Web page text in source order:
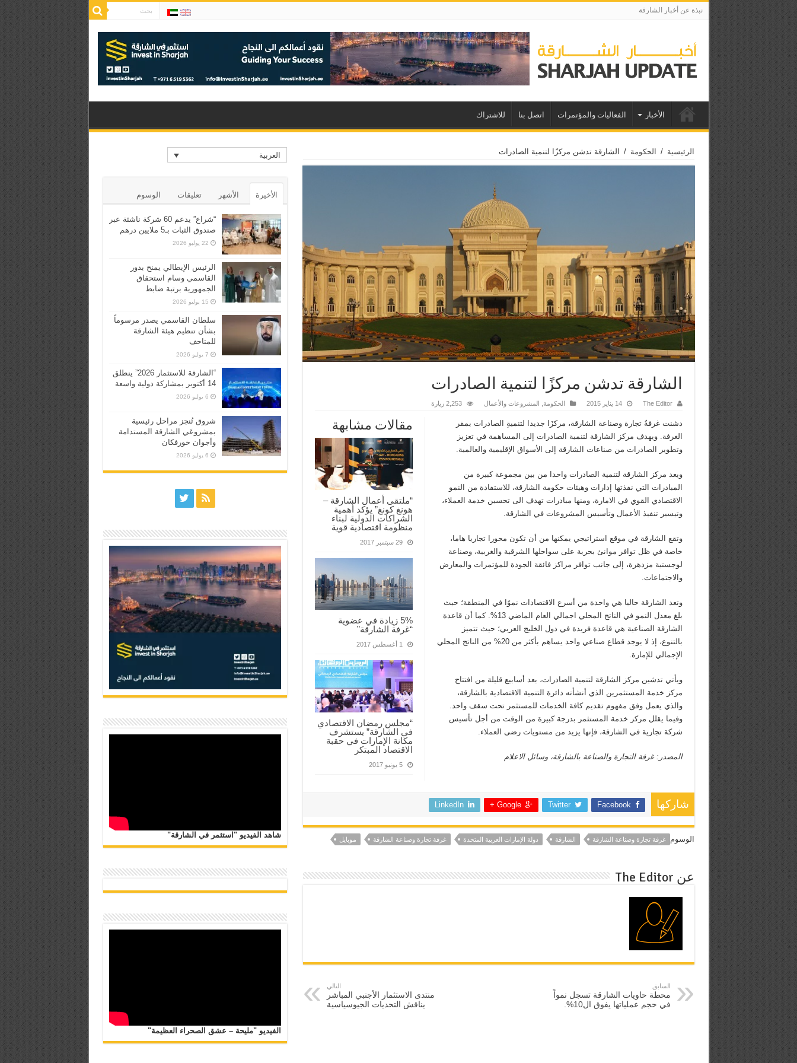
نبذة عن أخبار الشارقة
الأخبار الفعاليات والمؤتمرات اتصل بنا للاشتراك
الرئيسية / الحكومة / الشارقة تدشن مركزًا لتنمية الصادرات
الشارقة تدشن مركزًا لتنمية الصادرات
The Editor 14 يناير 2015 الحكومة المشروعات والأعمال 2,253 زيارة
مقالات مشابهة
“ملتقى أعمال الشارقة –
هونغ كونغ” يؤكد أهمية
الشراكات الدولية لبناء
منظومة اقتصادية قوية
29 سبتمبر 2017
5% زيادة في عضوية
“غرفة الشارقة”
1 أغسطس 2017
“مجلس رمضان الاقتصادي
في الشارقة” يستشرف
مكانة الإمارات في حقبة
الاقتصاد المبتكر
5 يونيو 2017
دشنت غرفةُ تجارة وصناعة الشارقة، مركزَا جديدا لتنميةِ الصادرات بمقر
الغرفة. ويهدف مركز الشارقة لتنمية الصادرات إلى المساهمة في تعزيز
وتطوير الصادرات من صناعات الشارقة إلى الأسواق الإقليمية والعالمية.
ويعد مركز الشارقة لتنمية الصادرات واحدا من بين مجموعة كبيرة من
المبادرات التي نفذتها إدارات وهيئات حكومة الشارقة، للاستفادة من النمو
الاقتصادي القوي في الامارة، ومنها مبادرات تهدف الى تحسين خدمة العملاء،
وتيسير تنفيذ الأعمال وتأسيس المشروعات في الشارقة.
وتقع الشارقة في موقع استراتيجي يمكنها من أن تكون محورا تجاريا هاما،
خاصة في ظل توافر موانئ بحرية على سواحلها الشرقية والغربية، وصناعة
لوجستية مزدهرة، إلى جانب توافر مراكز فائقة الجودة للمؤتمرات والمعارض
والاجتماعات.
وتعد الشارقة حاليا هي واحدة من أسرع الاقتصادات نموًا في المنطقة؛ حيث
بلغ معدل النمو في الناتج المحلي اجمالي العام الماضي 13%. كما أن قاعدة
الشارقة الصناعية هي قاعدة فريدة في دول الخليج العربي؛ حيث تتميز
بالتنوع، إذ لا يوجد قطاع صناعي واحد يساهم بأكثر من 20% من الناتج المحلي
الإجمالي للإمارة.
ويأتي تدشين مركز الشارقة لتنمية الصادرات، بعد أسابيع قليلة من افتتاح
مركز خدمة المستثمرين الذي أنشأته دائرة التنمية الاقتصادية بالشارقة،
والذي يعمل وفق مفهوم تقديم كافة الخدمات للمستثمر تحت سقف واحد.
وفيما يقلل مركز خدمة المستثمر بدرجة كبيرة من الوقت من أجل تأسيس
شركة تجارية في الشارقة، فإنها يزيد من مستويات رضى العملاء.
المصدر: غرفة التجارة والصناعة بالشارقة، وسائل الاعلام
شاركها Facebook
Twitter
Google +
LinkedIn
الوسوم غرفة تجارة وصناعة الشارقة الشارقة دولة الإمارات العربية المتحدة غرفة تجارة وصناعة الشارقة موبايل
عن The Editor
السابق
محطة حاويات الشارقة تسجل نمواً
في حجم عملياتها يفوق ال10%.
التالي
منتدى الاستثمار الأجنبي المباشر
يناقش التحديات الجيوسياسية
العربية
الأخيرة الأشهر تعليقات الوسوم
“شراع” يدعم 60 شركة ناشئة عبر
صندوق الثبات بـ5 ملايين درهم
22 يوليو 2026
الرئيس الإيطالي يمنح بدور
القاسمي وسام استحقاق
الجمهورية برتبة ضابط
15 يوليو 2026
سلطان القاسمي يصدر مرسوماً
بشأن تنظيم هيئة الشارقة
للمتاحف
7 يوليو 2026
“الشارقة للاستثمار 2026” ينطلق
14 أكتوبر بمشاركة دولية واسعة
6 يوليو 2026
شروق تُنجز مراحل رئيسية
بمشروعَي الشارقة المستدامة
وأجوان خورفكان
6 يوليو 2026
شاهد الفيديو "استثمر في الشارقة"
الفيديو "مليحة – عشق الصحراء العظيمة"